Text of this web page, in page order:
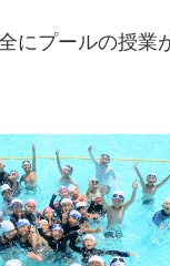
にプールの授業